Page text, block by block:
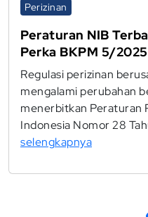
Perizinan
Peraturan NIB
Perka BKPM 5/2025
Regulasi perizinan
mengalami perubahan
menerbitkan Peraturan
Indonesia Nomor 28
selengkapnya